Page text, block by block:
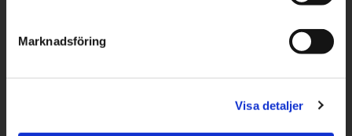
Marknadsföring
Visa detaljer